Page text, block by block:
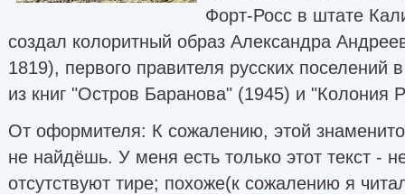
Форт-Росс в штате
создал колоритный образ Александра
1819), первого правителя русских поселений
из книг "Остров Баранова" (1945) и "Колония
От оформителя: К сожалению, этой
не найдёшь. У меня есть только этот текст -
отсутствуют тире; похоже(к сожалению я